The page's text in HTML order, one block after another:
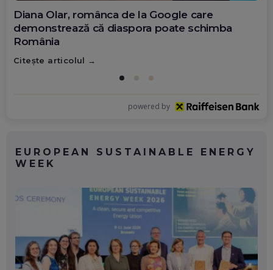
Diana Olar, românca de la Google care
demonstrează că diaspora poate schimba
România
Citește articolul
powered by
EUROPEAN SUSTAINABLE ENERGY
WEEK